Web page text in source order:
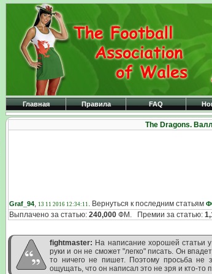
Главная Правила FAQ
The Dragons.
Graf_94, 13 11 2016 12:34:11 . Вернуться к последним статьям
Выплачено за статью: 240,000 ФМ. Премии за статью:
fightmaster: На написание хорошей статьи
руки и он не сможет "легко" писать. Он
то ничего не пишет. Поэтому просьба не
ощущать, что он написал это не зря и кто-то